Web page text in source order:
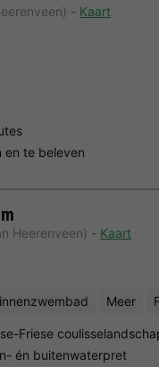
Kaart
en te beleven
Heerenveen) Kaart
Meer
Friese
én buitenwaterpret